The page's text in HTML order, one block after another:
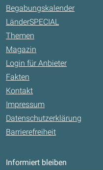
Begabungskalender
LänderSPECIAL
Themen
Magazin
Login für Anbieter
Fakten
Kontakt
Impressum
Datenschutzerklärung
Barrierefreiheit
Informiert bleiben